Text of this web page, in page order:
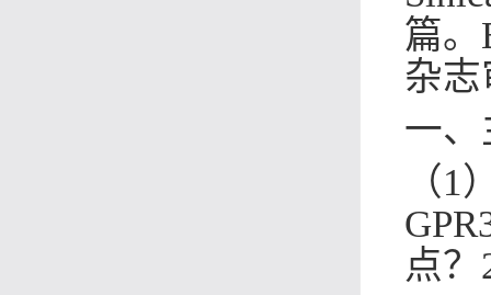
篇。
杂
一
（1
点？